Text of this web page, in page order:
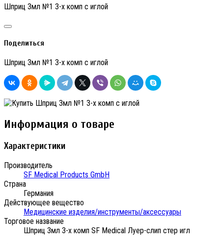
Шприц 3мл №1 3-х комп с иглой
Поделиться
Шприц 3мл №1 3-х комп с иглой
Информация о товаре
Характеристики
Производитель
SF Medical Products GmbH
Страна
Германия
Действующее вещество
Медицинские изделия/инструменты/аксессуары
Торговое название
Шприц 3мл 3-х комп SF Medical Луер-слип стер игл